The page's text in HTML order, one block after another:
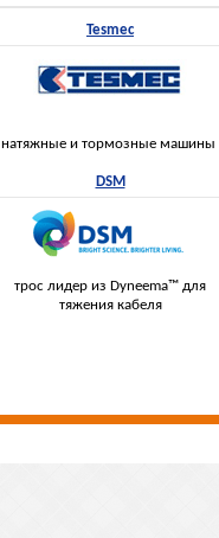
Tesmec
натяжные и тормозные машины
DSM
трос лидер из Dyneema™ для
тяжения кабеля